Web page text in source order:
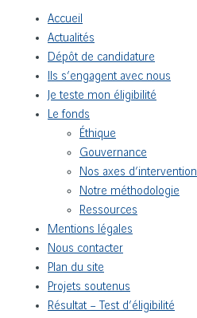
Accueil
Actualités
Dépôt de candidature
Ils s’engagent avec nous
Je teste mon éligibilité
Le fonds
Éthique
Gouvernance
Nos axes d’intervention
Notre méthodologie
Ressources
Mentions légales
Nous contacter
Plan du site
Projets soutenus
Résultat – Test d’éligibilité